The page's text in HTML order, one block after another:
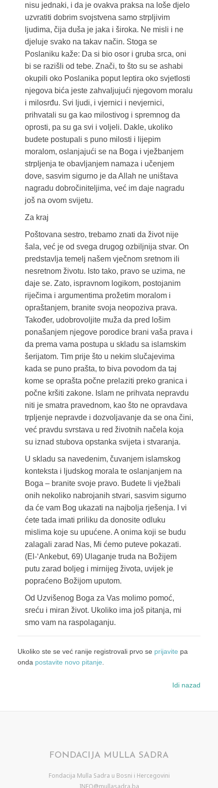
nisu jednaki, i da je ovakva praksa na loše djelo
uzvratiti dobrim svojstvena samo strpljivim
ljudima, čija duša je jaka i široka. Ne misli i ne
djeluje svako na takav način. Stoga se
Poslaniku kaže: Da si bio osor i gruba srca, oni
bi se razišli od tebe. Znači, to što su se ashabi
okupili oko Poslanika poput leptira oko svjetlosti
njegova bića jeste zahvaljujući njegovom moralu
i milosrđu. Svi ljudi, i vjernici i nevjernici,
prihvatali su ga kao milostivog i spremnog da
oprosti, pa su ga svi i voljeli. Dakle, ukoliko
budete postupali s puno milosti i lijepim
moralom, oslanjajući se na Boga i vježbanjem
strpljenja te obavljanjem namaza i učenjem
dove, sasvim sigurno je da Allah ne uništava
nagradu dobročiniteljima, već im daje nagradu
još na ovom svijetu.
Za kraj
Poštovana sestro, trebamo znati da život nije
šala, već je od svega drugog ozbiljnija stvar. On
predstavlja temelj našem vječnom sretnom ili
nesretnom životu. Isto tako, pravo se uzima, ne
daje se. Zato, ispravnom logikom, postojanim
riječima i argumentima prožetim moralom i
opraštanjem, branite svoja neopoziva prava.
Također, udobrovoljite muža da pred lošim
ponašanjem njegove porodice brani vaša prava i
da prema vama postupa u skladu sa islamskim
šerijatom. Tim prije što u nekim slučajevima
kada se puno prašta, to biva povodom da taj
kome se oprašta počne prelaziti preko granica i
počne kršiti zakone. Islam ne prihvata nepravdu
niti je smatra pravednom, kao što ne opravdava
trpljenje nepravde i dozvoljavanje da se ona čini,
već pravdu svrstava u red životnih načela koja
su iznad stubova opstanka svijeta i stvaranja.
U skladu sa navedenim, čuvanjem islamskog
konteksta i ljudskog morala te oslanjanjem na
Boga – branite svoje pravo. Budete li vježbali
onih nekoliko nabrojanih stvari, sasvim sigurno
da će vam Bog ukazati na najbolja rješenja. I vi
ćete tada imati priliku da donosite odluku
mislima koje su upućene. A onima koji se budu
zalagali zarad Nas, Mi ćemo puteve pokazati.
(El-‘Ankebut, 69) Ulaganje truda na Božijem
putu zarad boljeg i mirnijeg života, uvijek je
popraćeno Božijom uputom.
Od Uzvišenog Boga za Vas molimo pomoć,
sreću i miran život. Ukoliko ima još pitanja, mi
smo vam na raspolaganju.
Ukoliko ste se već ranije registrovali prvo se prijavite pa
onda postavite novo pitanje.
Idi nazad
FONDACIJA MULLA SADRA
Fondacija Mulla Sadra u Bosni i Hercegovini
INFO@mullasadra.ba